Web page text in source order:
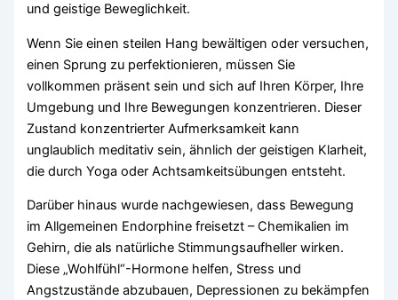
und geistige Beweglichkeit.
Wenn Sie einen steilen Hang bewältigen oder versuchen,
einen Sprung zu perfektionieren, müssen Sie
vollkommen präsent sein und sich auf Ihren Körper, Ihre
Umgebung und Ihre Bewegungen konzentrieren. Dieser
Zustand konzentrierter Aufmerksamkeit kann
unglaublich meditativ sein, ähnlich der geistigen Klarheit,
die durch Yoga oder Achtsamkeitsübungen entsteht.
Darüber hinaus wurde nachgewiesen, dass Bewegung
im Allgemeinen Endorphine freisetzt – Chemikalien im
Gehirn, die als natürliche Stimmungsaufheller wirken.
Diese „Wohlfühl“-Hormone helfen, Stress und
Angstzustände abzubauen, Depressionen zu bekämpfen